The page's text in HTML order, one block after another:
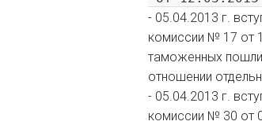
- 05.04.2013 г.
комиссии № 17 от
таможенных
отношении
- 05.04.2013 г.
комиссии № 30 от